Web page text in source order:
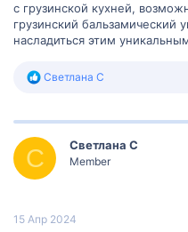
с грузинской кухней,
грузинский
насладиться этим
Р
к
и
:
Светлана С
С Светлана С
Member
15 Апр 2024